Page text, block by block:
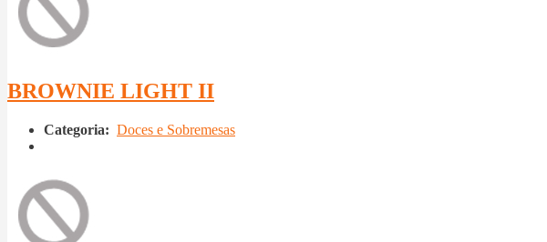
BROWNIE LIGHT II
Categoria: Doces e Sobremesas